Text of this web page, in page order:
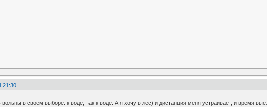
21:30
вольны в своем выборе: к воде, так к воде. А я хочу в лес) и дистанция меня устраивает, и время